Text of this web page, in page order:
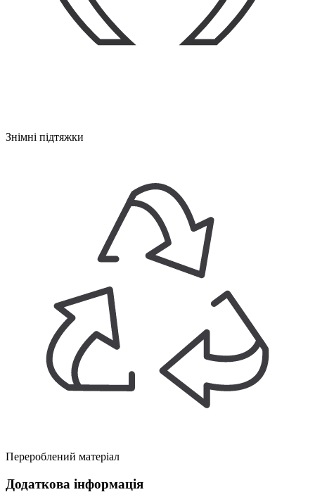
Знімні підтяжки
Перероблений матеріал
Додаткова інформація